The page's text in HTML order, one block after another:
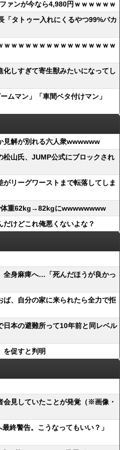
ァンが今なら4,980円ｗｗｗｗｗｗ
「タトゥー入れにくるやつ99%バカ
ｗｗｗｗｗｗｗｗｗｗｗｗｗｗｗ
化しすぎて寄生獣みたいになってし
ムマン」「車間ベタ付けマン」
見解が別れる六人衆wwwwww
松山氏、JUMP公式にブロックされ
がリーグワーストまで転落してしま
体重62kg→82kgにwwwwwwww
だけどこれ俺悪くないよな？
全身麻痺へ…「死んだほうが良かっ
ば、自分の家に来られたら全力で拒
日本の避難所って10年前と同レベル
を促すと判明
会見していたことが発覚（※画像・
終警告。こうなってもいい？」